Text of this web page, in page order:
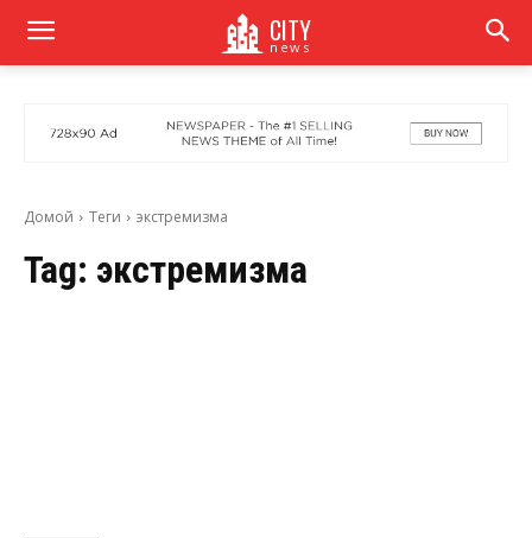
CITY
news
Домой Теги экстремизма
Tag: экстремизма